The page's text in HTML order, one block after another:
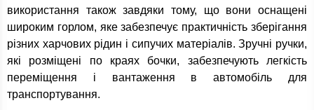
використання також завдяки тому, що вони оснащені
широким горлом, яке забезпечує практичність зберігання
різних харчових рідин і сипучих матеріалів. Зручні ручки,
які розміщені по краях бочки, забезпечують легкість
переміщення і вантаження в автомобіль для
транспортування.